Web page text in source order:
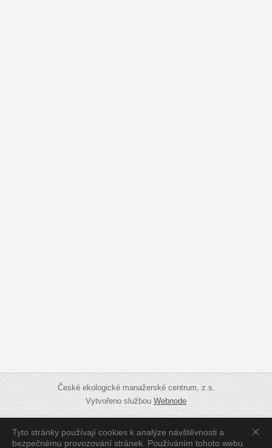
Tyto stránky používají cookies k analýze návštěvnosti a
bezpečnému provozování stránek. Používáním tohoto webu
České ekologické manažerské centrum, z.s.
Vytvořeno službouWebnode
Zobrazit:Mobilní verzi|Standardní verzi